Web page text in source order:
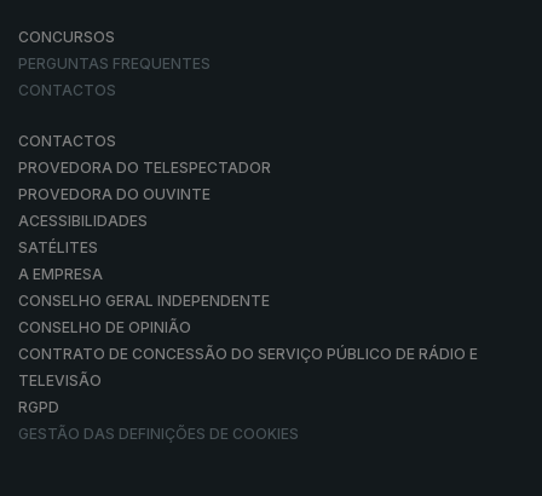
CONCURSOS
PERGUNTAS FREQUENTES
CONTACTOS
CONTACTOS
PROVEDORA DO TELESPECTADOR
PROVEDORA DO OUVINTE
ACESSIBILIDADES
SATÉLITES
A EMPRESA
CONSELHO GERAL INDEPENDENTE
CONSELHO DE OPINIÃO
CONTRATO DE CONCESSÃO DO SERVIÇO PÚBLICO DE RÁDIO E
TELEVISÃO
RGPD
GESTÃO DAS DEFINIÇÕES DE COOKIES